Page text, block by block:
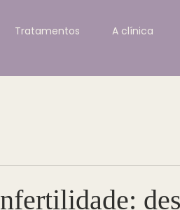
Tratamentos A clínica